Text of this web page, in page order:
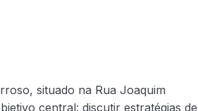
situado na Rua Joaquim
central: discutir estratégias de